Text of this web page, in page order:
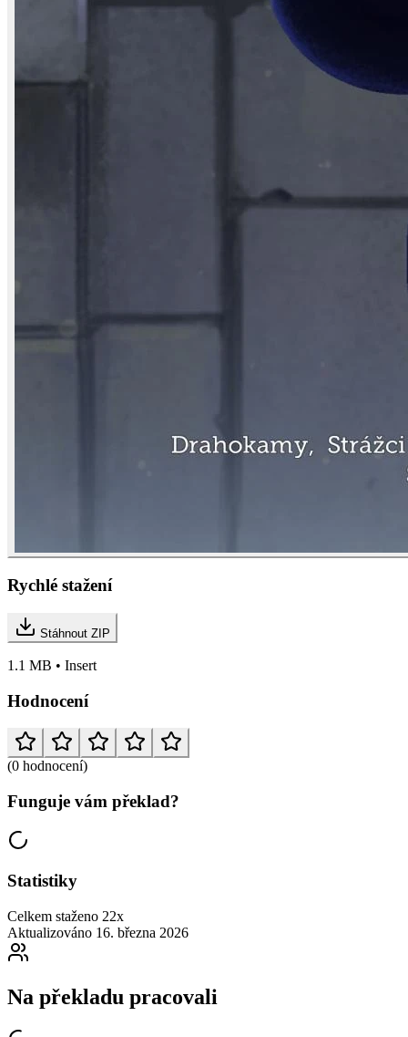
Rychlé stažení
Stáhnout ZIP
1.1 MB • Insert
Hodnocení
(0 hodnocení)
Funguje vám překlad?
Statistiky
Celkem staženo 22x
Aktualizováno 16. března 2026
Na překladu pracovali